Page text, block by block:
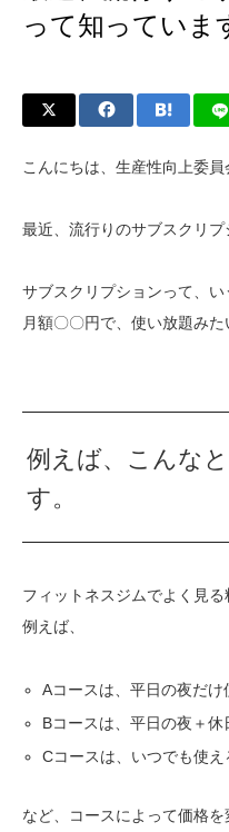
って知っていま
こんにちは、生産性向上委員
最近、流行りのサブスクリ
サブスクリプションって、い
月額〇〇円で、使い放題み
例えば、こんな
す。
フィットネスジムでよく見る
例えば、
Aコースは、平日の夜だけ
Bコースは、平日の夜＋休
Cコースは、いつでも使え
など、コースによって価格